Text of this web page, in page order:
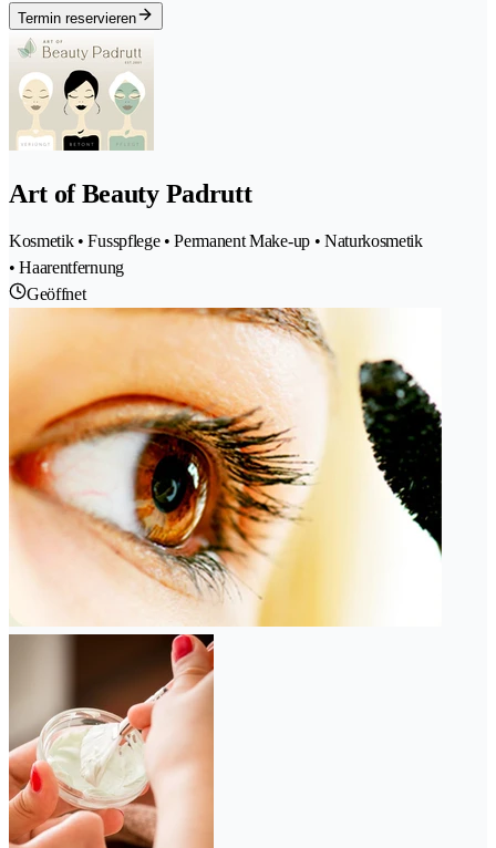
Termin reservieren
Art of Beauty Padrutt
Kosmetik • Fusspflege • Permanent Make-up • Naturkosmetik
• Haarentfernung
Geöffnet